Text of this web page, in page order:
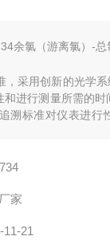
余氯（游离氯）-
，采用创新的光学
和进行测量所需的
溯标准对仪表进行
家
11-21